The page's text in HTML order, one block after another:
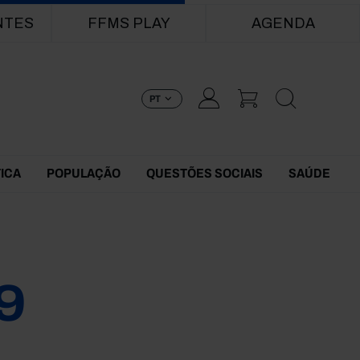
FFMS PLAY AGENDA
PT
POPULAÇÃO QUESTÕES SOCIAIS SAÚDE